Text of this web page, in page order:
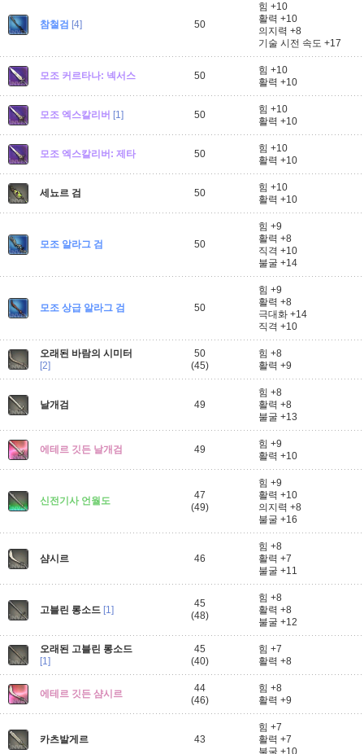
참철검 [4] 50
힘 +10
활력 +10
의지력 +8
기술 시전 속도 +17
모조 커르타나: 넥서스 50
힘 +10
활력 +10
모조 엑스칼리버 [1] 50
힘 +10
활력 +10
모조 엑스칼리버: 제타 50
힘 +10
활력 +10
세뇨르 검 50
힘 +10
활력 +10
모조 알라그 검 50
힘 +9
활력 +8
직격 +10
불굴 +14
모조 상급 알라그 검 50
힘 +9
활력 +8
극대화 +14
직격 +10
오래된 바람의 시미터
[2]
50
(45)
힘 +8
활력 +9
날개검 49
힘 +8
활력 +8
불굴 +13
에테르 깃든 날개검 49
힘 +9
활력 +10
신전기사 언월도
47
(49)
힘 +9
활력 +10
의지력 +8
불굴 +16
샴시르 46
힘 +8
활력 +7
불굴 +11
고블린 롱소드 [1]
45
(48)
힘 +8
활력 +8
불굴 +12
오래된 고블린 롱소드
[1]
45
(40)
힘 +7
활력 +8
에테르 깃든 샴시르
44
(46)
힘 +8
활력 +9
카츠발게르 43
힘 +7
활력 +7
불굴 +10